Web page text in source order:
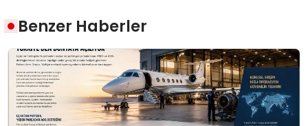
Benzer Haberler